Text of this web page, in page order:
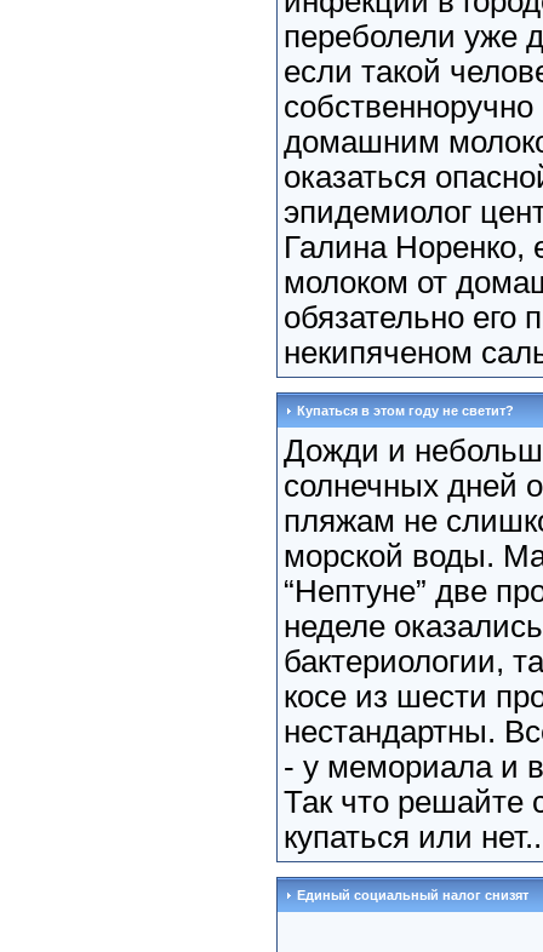
переболели уже
если такой
домашним
оказаться
эпидемиолог
Галина Норенко,
молоком от
обязательно его
некипяченом
Купаться в этом году не светит?
Дожди и
солнечных дней
пляжам не
морской воды.
“Нептуне” две
неделе
бактериологии,
косе из шести
нестандартны.
- у мемориала и
Так что решайте
купаться или
Единый социальный налог снизят